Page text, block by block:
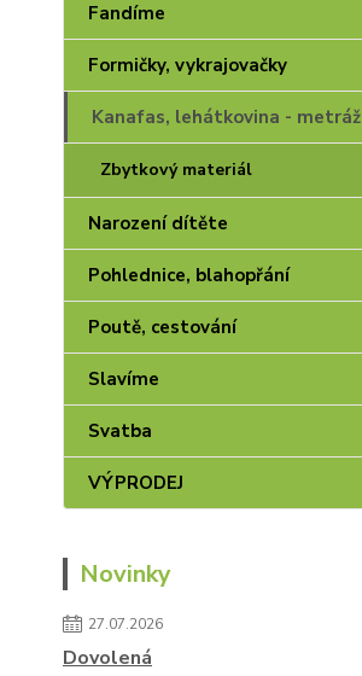
Fandíme
Formičky, vykrajovačky
Kanafas, lehátkovina - metráž
Zbytkový materiál
Narození dítěte
Pohlednice, blahopřání
Poutě, cestování
Slavíme
Svatba
VÝPRODEJ
Novinky
27.07.2026
Dovolená